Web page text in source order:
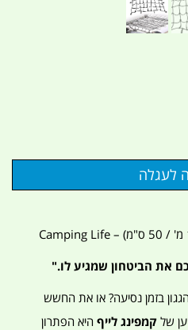
את הביטחון שמגיע לו."
בזמן נסיעה? או את החשש
של קמפינג לייף היא הפתרון